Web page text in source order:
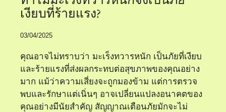
เงียบที่ร้ายแรง?
03/04/2025
คุณอาจไม่ทราบว่า มะเร็งทวารหนัก เป็นภัยที่เงียบ
และร้ายแรงที่ส่งผลกระทบต่อสุขภาพของคุณอย่าง
มาก แม้ว่าความเสี่ยงจะถูกมองข้าม แต่การตรวจ
พบและรักษาแต่เนิ่นๆ อาจเปลี่ยนแปลงอนาคตของ
คุณอย่างมีนัยสำคัญ สัญญาณเตือนภัยมักจะไม่